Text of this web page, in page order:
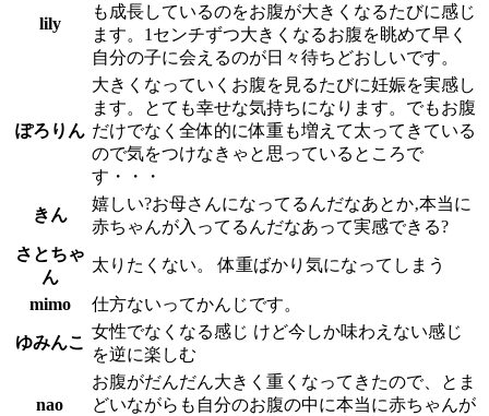
lily
も成長しているのをお腹が大きくなるたびに感じ
ます。1センチずつ大きくなるお腹を眺めて早く
自分の子に会えるのが日々待ちどおしいです。
ぽろりん
大きくなっていくお腹を見るたびに妊娠を実感し
ます。とても幸せな気持ちになります。でもお腹
だけでなく全体的に体重も増えて太ってきている
ので気をつけなきゃと思っているところで
す・・・
きん
嬉しい?お母さんになってるんだなあとか‚本当に
赤ちゃんが入ってるんだなあって実感できる?
さとちゃ
ん
太りたくない。 体重ばかり気になってしまう
mimo 仕方ないってかんじです。
ゆみんこ
女性でなくなる感じ けど今しか味わえない感じ
を逆に楽しむ
nao
お腹がだんだん大きく重くなってきたので、とま
どいながらも自分のお腹の中に本当に赤ちゃんが